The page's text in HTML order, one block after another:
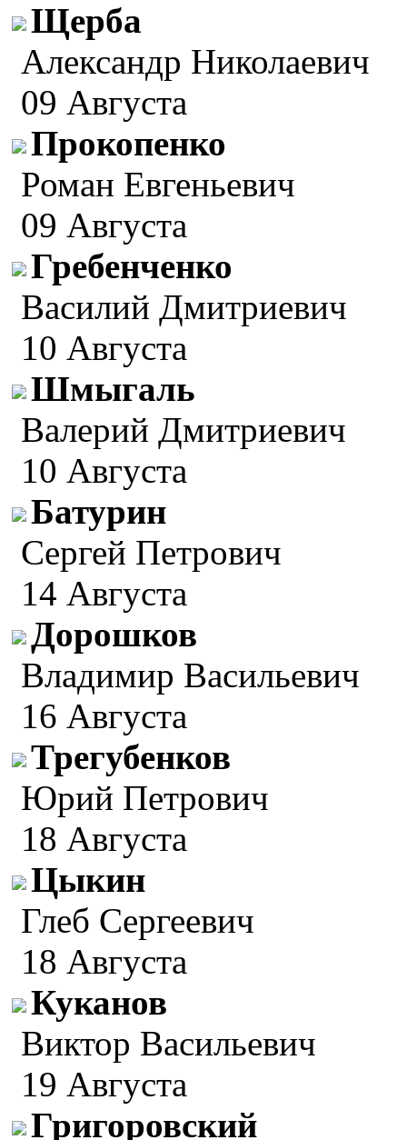
Щерба
Александр Николаевич
09 Августа
Прокопенко
Роман Евгеньевич
09 Августа
Гребенченко
Василий Дмитриевич
10 Августа
Шмыгаль
Валерий Дмитриевич
10 Августа
Батурин
Сергей Петрович
14 Августа
Дорошков
Владимир Васильевич
16 Августа
Трегубенков
Юрий Петрович
18 Августа
Цыкин
Глеб Сергеевич
18 Августа
Куканов
Виктор Васильевич
19 Августа
Григоровский